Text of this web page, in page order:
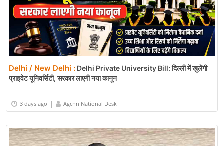
Delhi / New Delhi : Delhi Private University Bill: दिल्ली में खुलेंगी
प्राइवेट यूनिवर्सिटी, सरकार लाएगी नया कानून
3 days ago | Agcnn National Desk